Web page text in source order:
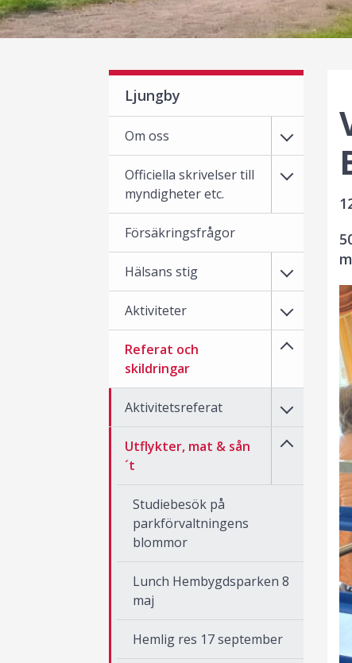
Ljungby
Om oss
Officiella skrivelser till
myndigheter etc.
Försäkringsfrågor
Hälsans stig
Aktiviteter
Referat och
skildringar
Aktivitetsreferat
Utflykter, mat & sån
´t
Studiebesök på
parkförvaltningens
blommor
Lunch Hembygdsparken 8
maj
Hemlig res 17 september